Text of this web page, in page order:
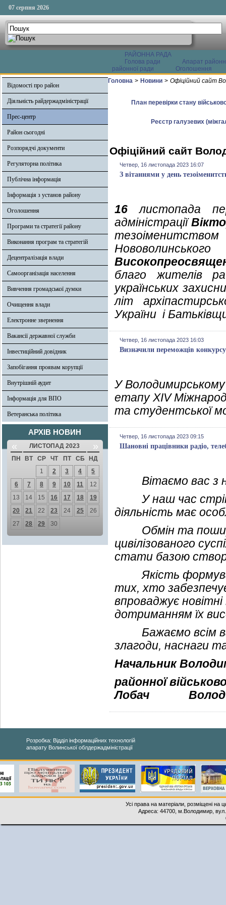
07 серпня 2026
РАЙОННА РАДА
Голова ради
Апарат
районної ради
Оголошення
Відомості про район
Діяльність райдержадміністрації
Прес-центр
Район сьогодні
Розпорядчі документи
Регуляторна політика
Публічна інформація
Інформація з установ району
Оголошення
Програми та стратегії району
Виконання програм та стратегій
Децентралізація влади
Самоорганізація населення
Вивчення громадської думки
Очищення влади
Електронне звернення
Вакансії державної служби
Інвестиційний довідник
Запобігання проявам корупції
Внутрішній аудит
Інформація для ВПО
Ветеранська політика
АРХІВ НОВИН
« ЛИСТОПАД 2023 »
ПН ВТ СР ЧТ ПТ СБ
НД
1
2 3 4
5
6
7 8 9 10 11
12
13
14 15 16 17 18
19
20
21 22 23 24 25
26
27
28 29 30
Головна > Новини > Офіційний сайт
План перевірки стану
Реєстр галузевих
Офіційний сайт
Четвер, 16 листопада 2023 16:07
З вітаннями у день
16 листопада
адміністрації
благо жителів
українських
літ
України і
Четвер, 16 листопада 2023 16:03
Визначили переможців конкурсу
У Володимирському
етапу XIV
та студентської
Четвер, 16 листопада 2023 09:15
Шановні працівники радіо,
Вітаємо вас з
У наш час
діяльність має
Обмін та
цивілізованого
стати базою
Якість
тих, хто
впроваджує новітні
дотриманням їх
Бажаємо всім
злагоди, наснаги
Начальник
районної
Лобач
Розробка: Відділ інформаційних технологій
апарату Волинської облдержадміністрації
Усі права на матеріали, розміщені на
Адреса: 44700, м.Володимир,